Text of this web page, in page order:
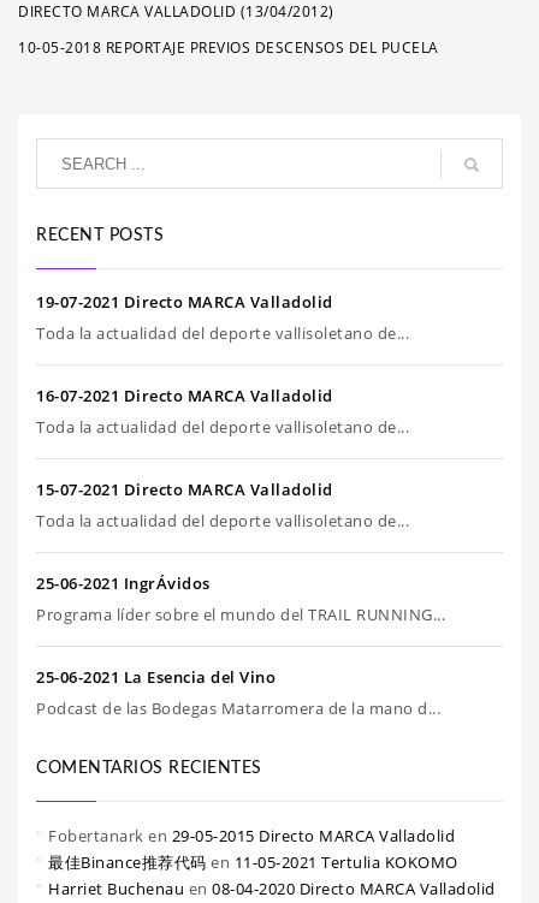
DIRECTO MARCA VALLADOLID (13/04/2012)
10-05-2018 REPORTAJE PREVIOS DESCENSOS DEL PUCELA
RECENT POSTS
19-07-2021 Directo MARCA Valladolid
Toda la actualidad del deporte vallisoletano de...
16-07-2021 Directo MARCA Valladolid
Toda la actualidad del deporte vallisoletano de...
15-07-2021 Directo MARCA Valladolid
Toda la actualidad del deporte vallisoletano de...
25-06-2021 IngrÁvidos
Programa líder sobre el mundo del TRAIL RUNNING...
25-06-2021 La Esencia del Vino
Podcast de las Bodegas Matarromera de la mano d...
COMENTARIOS RECIENTES
Fobertanark en 29-05-2015 Directo MARCA Valladolid
最佳Binance推荐代码 en 11-05-2021 Tertulia KOKOMO
Harriet Buchenau en 08-04-2020 Directo MARCA Valladolid